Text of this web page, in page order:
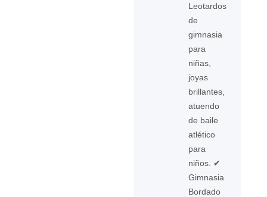
Leotardos
de
gimnasia
para
niñas,
joyas
brillantes,
atuendo
de baile
atlético
para
niños. ✔
Gimnasia
Bordado